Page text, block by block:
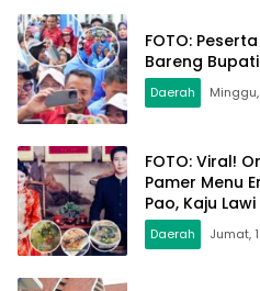
FOTO:
Bareng
Daerah
FOTO: Viral!
Pamer Menu
Pao, Kaju
Daerah Jumat,